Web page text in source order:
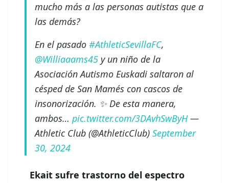
mucho más a las personas autistas que a
las demás?
En el pasado #AthleticSevillaFC,
@Williaaams45 y un niño de la
Asociación Autismo Euskadi saltaron al
césped de San Mamés con cascos de
insonorización. ✨ De esta manera,
ambos… pic.twitter.com/3DAvhSwByH—
Athletic Club (@AthleticClub) September
30, 2024
Ekait sufre trastorno del espectro